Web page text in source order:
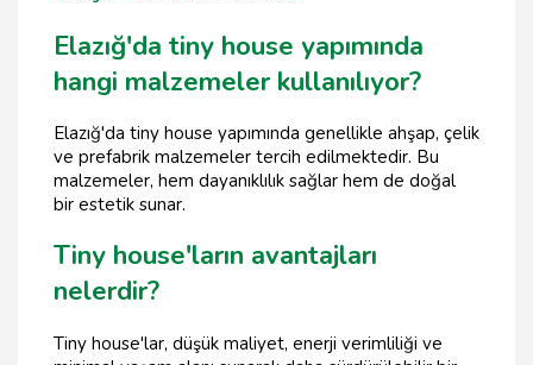
Elazığ'da tiny house yapımında
hangi malzemeler kullanılıyor?
Elazığ'da tiny house yapımında genellikle ahşap, çelik
ve prefabrik malzemeler tercih edilmektedir. Bu
malzemeler, hem dayanıklılık sağlar hem de doğal
bir estetik sunar.
Tiny house'ların avantajları
nelerdir?
Tiny house'lar, düşük maliyet, enerji verimliliği ve